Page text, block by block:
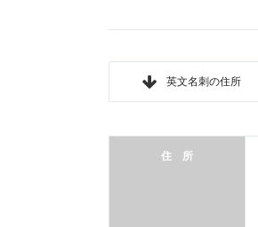
英文名刺の住所
住 所